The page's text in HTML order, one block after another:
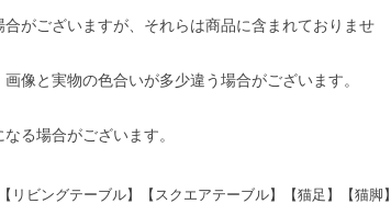
がございますが、それらは商品に含まれておりませ
像と実物の色合いが多少違う場合がございます。
る場合がございます。
ビングテーブル】【スクエアテーブル】【猫足】【猫脚】